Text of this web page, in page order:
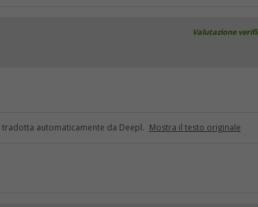
Valutazione
tradotta automaticamente da Deepl. Mostra il testo originale